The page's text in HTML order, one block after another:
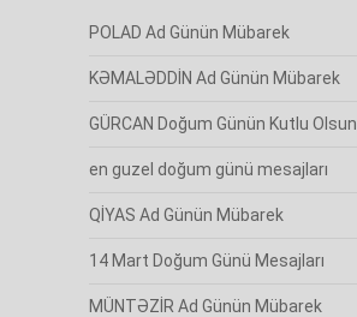
POLAD Ad Günün Mübarek
KƏMALƏDDİN Ad Günün Mübarek
GÜRCAN Doğum Günün Kutlu Olsun
en guzel doğum günü mesajları
QİYAS Ad Günün Mübarek
14 Mart Doğum Günü Mesajları
MÜNTƏZİR Ad Günün Mübarek